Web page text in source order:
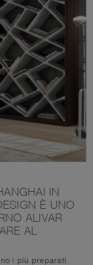
IN
È UNO
ALIVAR
AL
i più preparati